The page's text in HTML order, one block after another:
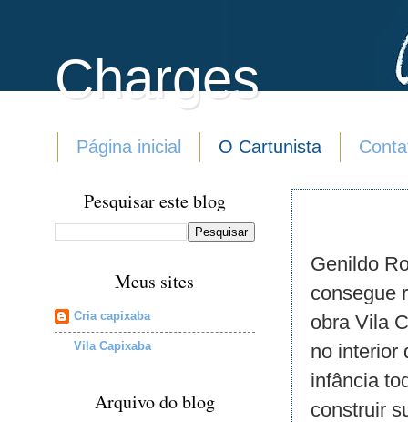
Charges
Página inicial O Cartunista
Genildo
consegue
obra Vila
no interior
infância
construir
Pesquisar este blog
Meus sites
Cria capixaba
Vila Capixaba
Arquivo do blog